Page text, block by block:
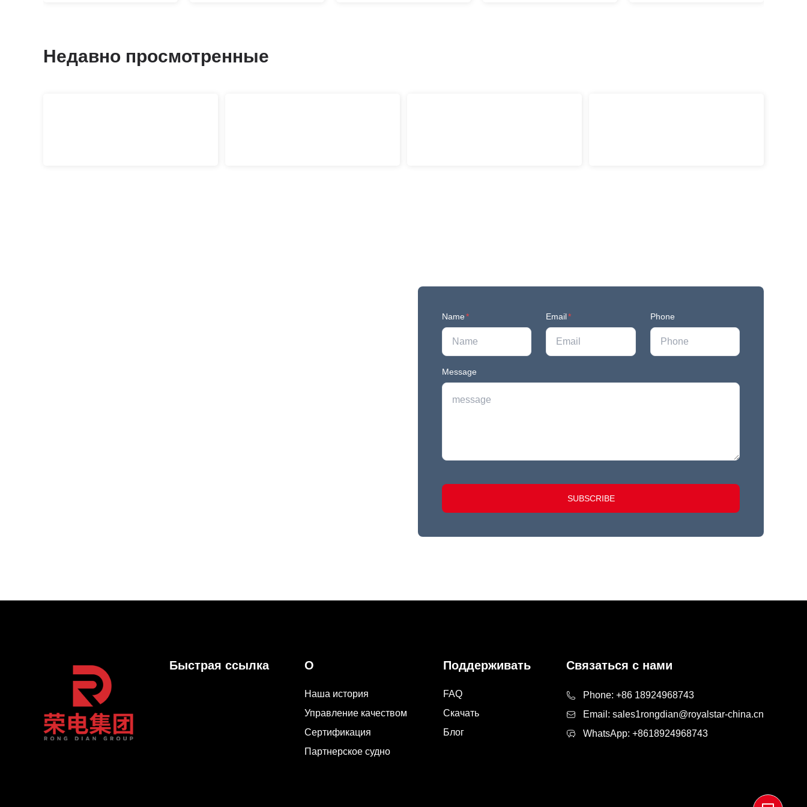
Недавно просмотренные
Name* Email* Phone
Message
SUBSCRIBE
Быстрая ссылка О
Наша история
Управление качеством
Сертификация
Партнерское судно
Поддерживать
FAQ
Скачать
Блог
Связаться с нами
Phone: +86 18924968743
Email: sales1rongdian@royalstar-china.cn
WhatsApp: +8618924968743